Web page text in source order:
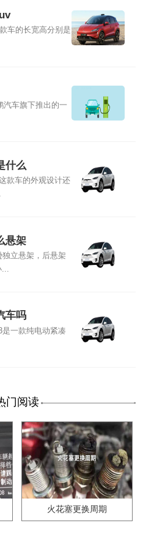
车的长宽高分别是
汽车旗下推出的一
什么
款车的外观设计还
悬架
立悬架，后悬架
...
车吗
一款纯电动紧凑
门阅读
火花塞更换周期